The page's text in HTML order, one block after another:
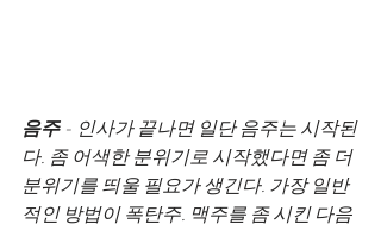
음주 - 인사가 끝나면 일단 음주는 시작된
다. 좀 어색한 분위기로 시작했다면 좀 더
분위기를 띄울 필요가 생긴다. 가장 일반
적인 방법이 폭탄주. 맥주를 좀 시킨 다음